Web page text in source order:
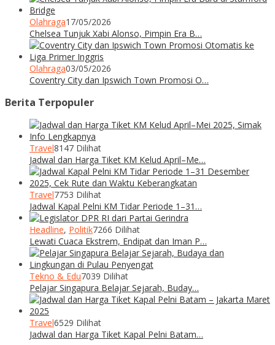
Olahraga17/05/2026
Chelsea Tunjuk Xabi Alonso, Pimpin Era B…
Olahraga03/05/2026
Coventry City dan Ipswich Town Promosi O…
Berita Terpopuler
Travel8147 Dilihat
Jadwal dan Harga Tiket KM Kelud April–Me…
Travel7753 Dilihat
Jadwal Kapal Pelni KM Tidar Periode 1–31…
Headline, Politik7266 Dilihat
Lewati Cuaca Ekstrem, Endipat dan Iman P…
Tekno & Edu7039 Dilihat
Pelajar Singapura Belajar Sejarah, Buday…
Travel6529 Dilihat
Jadwal dan Harga Tiket Kapal Pelni Batam…